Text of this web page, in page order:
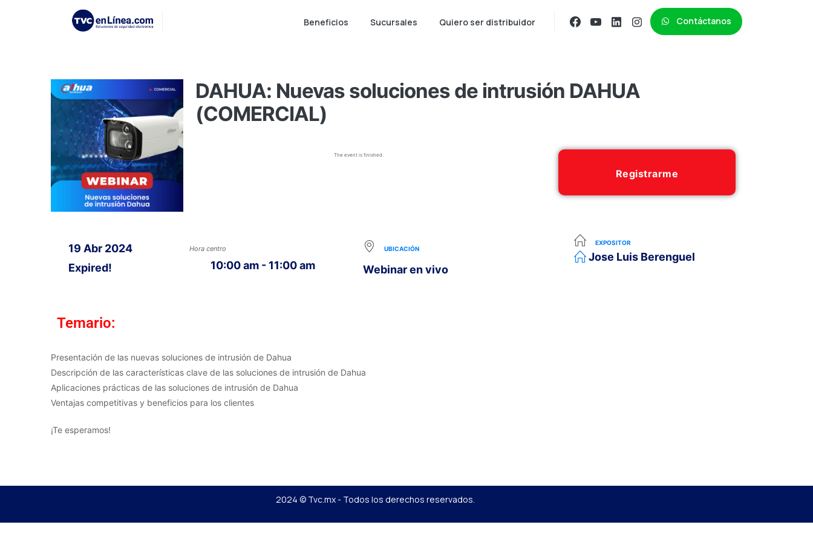
Beneficios Sucursales Quiero ser distribuidor Contáctanos
DAHUA: Nuevas soluciones de intrusión DAHUA
(COMERCIAL)
The event is finished.
Registrarme
19 Abr 2024
Expired!
Hora centro
10:00 am - 11:00 am
UBICACIÓN
Webinar en vivo
EXPOSITOR
Jose Luis Berenguel
Temario:
Presentación de las nuevas soluciones de intrusión de Dahua
Descripción de las características clave de las soluciones de intrusión de Dahua
Aplicaciones prácticas de las soluciones de intrusión de Dahua
Ventajas competitivas y beneficios para los clientes
¡Te esperamos!
2024 © Tvc.mx - Todos los derechos reservados.